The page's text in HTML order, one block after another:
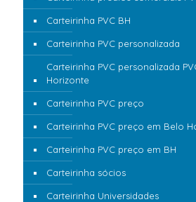
Carteirinha PVC BH
Carteirinha PVC personalizada
Carteirinha PVC personalizada
Horizonte
Carteirinha PVC preço
Carteirinha PVC preço em Belo
Carteirinha PVC preço em BH
Carteirinha sócios
Carteirinha Universidades